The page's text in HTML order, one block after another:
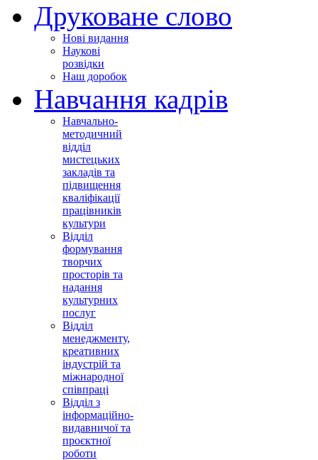
Друковане слово
Нові видання
Наукові
розвідки
Наш доробок
Навчання кадрів
Навчально-
методичний
відділ
мистецьких
закладів та
підвищення
кваліфікації
працівників
культури
Відділ
формування
творчих
просторів та
надання
культурних
послуг
Відділ
менеджменту,
креативних
індустрій та
міжнародної
співпраці
Відділ з
інформаційно-
видавничої та
проєктної
роботи